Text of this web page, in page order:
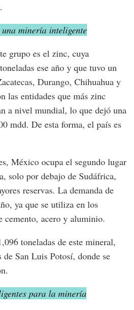
minería inteligente
grupo es el zinc, cuya
ese año y que tuvo un
Durango, Chihuahua y
las entidades que más zinc
a nivel mundial, lo que dejó una
mdd. De esta forma, el país es
México ocupa el segundo lugar
solo por debajo de Sudáfrica,
reservas. La demanda de
ya que se utiliza en los
cemento, acero y aluminio.
toneladas de este mineral,
de San Luis Potosí, donde se
para la minería